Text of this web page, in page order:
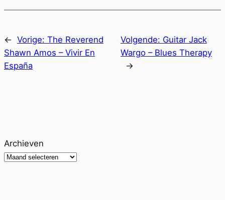
← Vorige: The Reverend
Shawn Amos – Vivir En
España
Volgende: Guitar Jack
Wargo – Blues Therapy
→
Archieven